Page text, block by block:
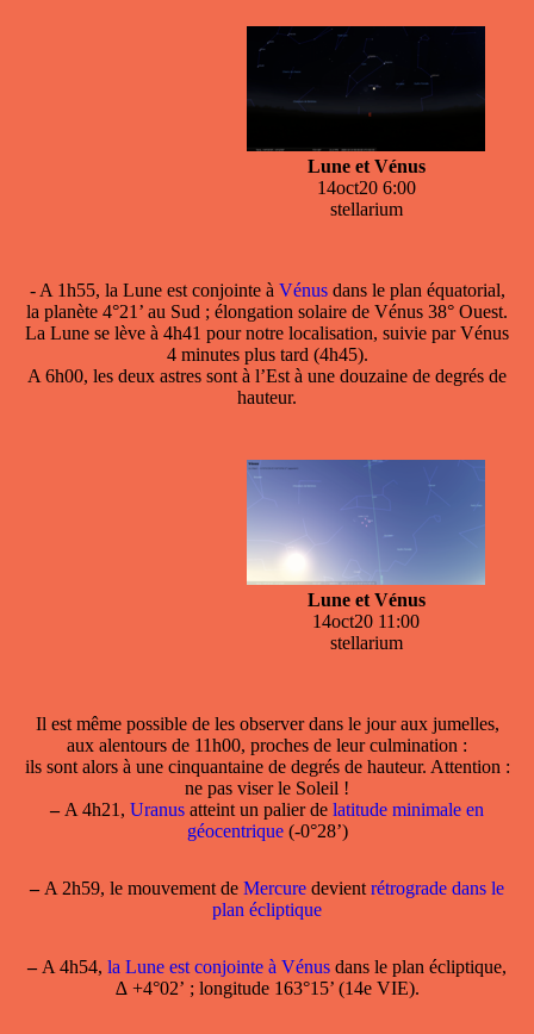
Lune et Vénus
14oct20 6:00
stellarium
- A 1h55, la Lune est conjointe à Vénusdans le plan équatorial,
la planète 4°21’ au Sud ; élongation solaire de Vénus 38° Ouest.
La Lune se lève à 4h41 pour notre localisation, suivie par Vénus
4 minutes plus tard (4h45).
A 6h00, les deux astres sont à l’Est à une douzaine de degrés de
hauteur.
Lune et Vénus
14oct20 11:00
stellarium
Il est même possible de les observer dans le jour aux jumelles,
aux alentours de 11h00, proches de leur culmination :
ils sont alors à une cinquantaine de degrés de hauteur. Attention :
ne pas viser le Soleil !
–A 4h21, Uranus atteint un palier de latitude minimale en
géocentrique(-0°28’)
–A 2h59, le mouvement de Mercure devient rétrograde dans le
plan écliptique
–A 4h54, la Lune est conjointe à Vénus dans le plan écliptique,
∆ +4°02’ ; longitude 163°15’ (14e VIE).